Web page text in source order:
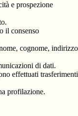
e prospezione
il consenso
cognome, indirizzo
di dati.
effettuati trasferimenti
profilazione.